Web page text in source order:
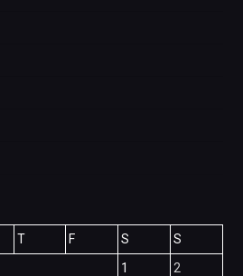
T F S
S
1
2